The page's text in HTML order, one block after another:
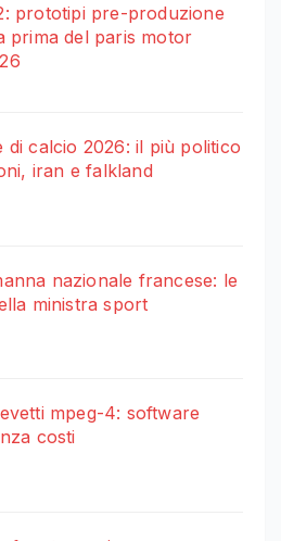
prototipi pre-produzione
prima del paris motor
di calcio 2026: il più politico
iran e falkland
nazionale francese: le
ministra sport
mpeg-4: software
costi